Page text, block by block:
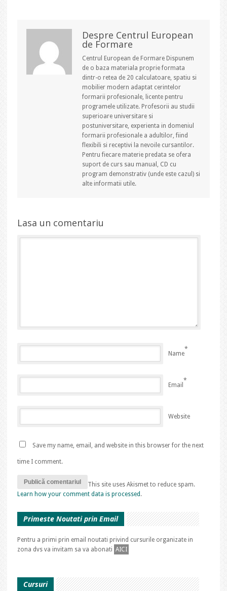
Despre Centrul European
de Formare
Centrul European de Formare Dispunem
de o baza materiala proprie formata
dintr-o retea de 20 calculatoare, spatiu si
mobilier modern adaptat cerintelor
formarii profesionale, licente pentru
programele utilizate. Profesorii au studii
superioare universitare si
postuniversitare, experienta in domeniul
formarii profesionale a adultilor, fiind
flexibili si receptivi la nevoile cursantilor.
Pentru fiecare materie predata se ofera
suport de curs sau manual, CD cu
program demonstrativ (unde este cazul) si
alte informatii utile.
Lasa un comentariu
Name
*
Email
*
Website
Save my name, email, and website in this browser for the next
time I comment.
This site uses Akismet to reduce spam.
Learn how your comment data is processed .
Primeste Noutati prin Email
Pentru a primi prin email noutati privind cursurile organizate in
zona dvs va invitam sa va abonati AICI
Cursuri